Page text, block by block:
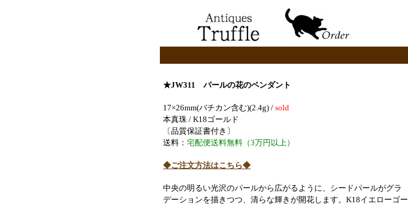
★JW311 パールの花のペンダント
17×26mm(バチカン含む)(2.4g) / sold
本真珠 / K18ゴールド
〔品質保証書付き〕
送料： 宅配便送料無料（3万円以上）
◆ご注文方法はこちら◆
中央の明るい光沢のパールから広がるように、シードパールがグラ
デーションを描きつつ、 清らな輝きが開花します。K18イエローゴー